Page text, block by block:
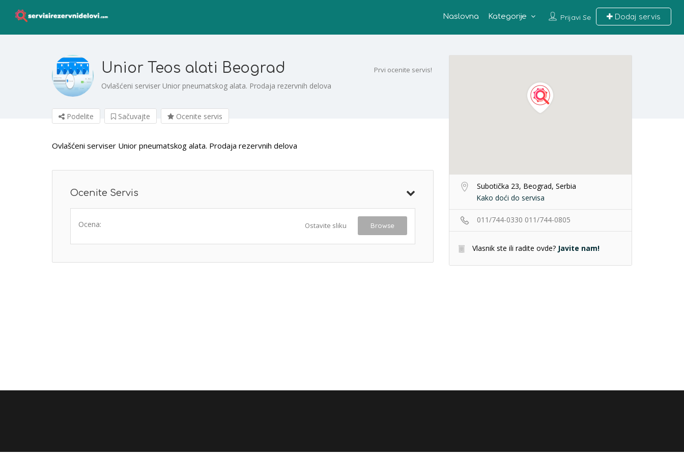
Prijavi Se Dodaj servis
Naslovna Kategorije
Unior Teos alati Beograd
Ovlašćeni serviser Unior pneumatskog alata. Prodaja rezervnih delova
Prvi ocenite servis!
Podelite Sačuvajte Ocenite servis
Subotička 23, Beograd, Serbia
Kako doći do servisa
011/744-0330 011/744-0805
Vlasnik ste ili radite ovde? Javite nam!
Ovlašćeni serviser Unior pneumatskog alata. Prodaja rezervnih delova
Ocenite Servis
Ocena: Ostavite sliku Browse